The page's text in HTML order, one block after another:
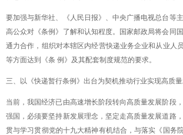
要加强与新华社、《人民日报》、中央广播电视总台等
高公众对《条例》了解和认知程度。国家邮政局将会同
通力合作，组织对本辖区内经营快递业务企业和从业人
等方面达到《条 例》及其配套制度规范的要求。
三、以《快递暂行条例》出台为契机推动行业实现高质量
当前，我国经济已由高速增长阶段转向高质量发展阶段
强国，必须要坚持新发展理念，坚定走高质量发展道路
贯与学习贯彻党的十九大精神有机结合，与落实《国务